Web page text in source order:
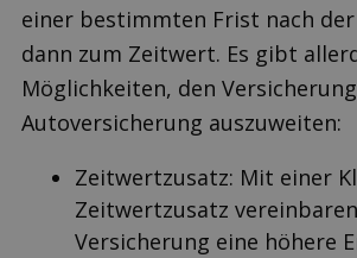
einer bestimmten Frist nach
dann zum Zeitwert. Es gibt
Möglichkeiten, den
Auto­versicherung auszuweiten:
Zeitwertzusatz: Mit einer
Zeitwertzusatz
Versicherung eine höhere